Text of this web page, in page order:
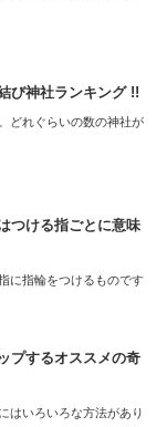
び神社ランキング !!
どれぐらいの数の神社が
つける指ごとに意味
に指輪をつけるものです
プするオススメの奇
はいろいろな方法があり